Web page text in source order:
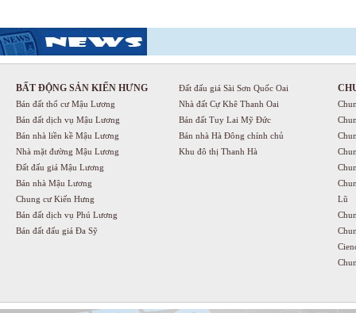
BẤT ĐỘNG SẢN KIẾN HƯNG
Bán đất thổ cư Mậu Lương
Bán đất dịch vụ Mậu Lương
Bán nhà liền kề Mậu Lương
Nhà mặt đường Mậu Lương
Đất đấu giá Mậu Lương
Bán nhà Mậu Lương
Chung cư Kiến Hưng
Bán đất dịch vụ Phú Lương
Bán đất đấu giá Đa Sỹ
Đất đấu giá Sài Sơn Quốc Oai
Nhà đất Cự Khê Thanh Oai
Bán đất Tuy Lai Mỹ Đức
Bán nhà Hà Đông chính chủ
Khu đô thị Thanh Hà
Lũ